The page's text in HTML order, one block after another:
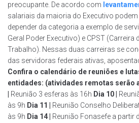
preocupante. De acordo com
salariais da maioria do Executivo
depender da categoria a exemplo de
Geral Poder Executivo) e CPST (Carreira
Trabalho). Nessas duas carreiras se
das servidoras federais ativas,
Confira o calendário de reuniões e
entidades: (atividades remotas serão
Reunião 3 esferas às 16h Dia 10 |
às 9h Dia 11 |
Reunião Conselho
às 9h Dia 14 | Reunião Fonasefe a partir